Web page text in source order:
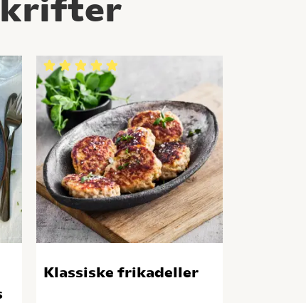
Klassiske frikadeller